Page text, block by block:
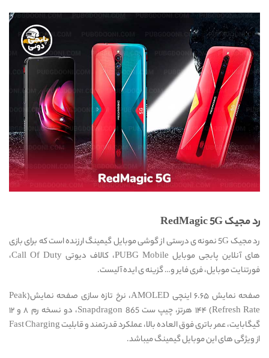
رد مجیک RedMagic 5G
رد مجیک 5G نمونه ی درستی از گوشی موبایل گیمینگ ارزنده است که برای بازی
های آنلاین پابجی موبایل PUBG Mobile، کالاف دیوتی Call Of Duty،
فورتنایت موبایل، فری فایر و… گزینه ی ایده آلیست.
صفحه نمایش ۶.۶۵ اینچی AMOLED،‌ نرخ تازه سازی صفحه نمایش(Peak
Refresh Rate) ۱۴۴ هرتز، چیپ ست Snapdragon 865، دو نسخه رم ۸ و ۱۲
گیگابایت، عمر باتری فوق العاده بالا، عملکرد قدرتمند و قابلیت Fast Charging
از ویژگی های این موبایل گیمینگ میباشد.